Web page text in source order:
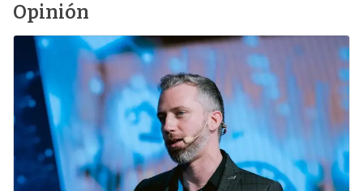
Opinión